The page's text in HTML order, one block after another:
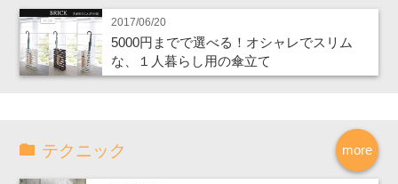
2017/06/20
5000円までで選べる！オシャレでスリム
な、１人暮らし用の傘立て
more
テクニック